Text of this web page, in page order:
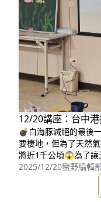
12/20講座：台中
💣白海豚滅絕的最後
要棲地，但為了天然
將近1千公頃😱為了讓
廓提，卻會導致台灣
切割後，台中港以北
台中港以北的台灣白
2025/12/20蠻野編輯